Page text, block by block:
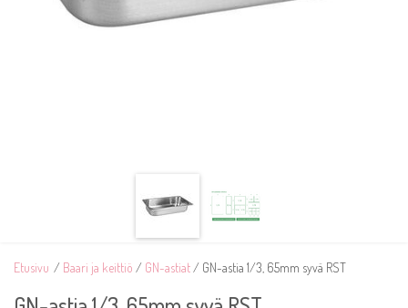
Etusivu / Baari ja keittiö / GN-astiat / GN-astia 1/3, 65mm syvä RST